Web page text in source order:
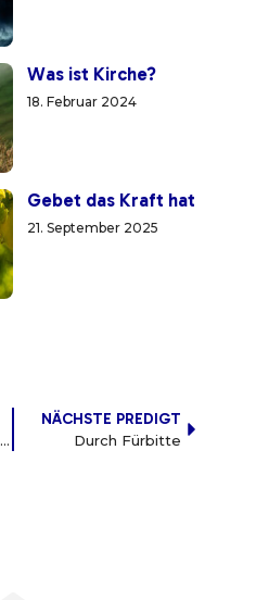
Was ist Kirche?
18. Februar 2024
Gebet das Kraft hat
21. September 2025
Es steht etwas Neues bereit
NÄCHSTE PREDIGT
Durch Fürbitte